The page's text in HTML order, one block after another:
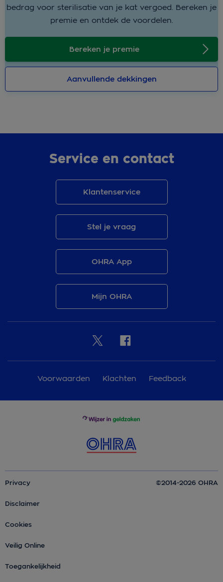
bedrag voor sterilisatie van je kat vergoed. Bereken je
premie en ontdek de voordelen.
Bereken je premie
Aanvullende dekkingen
Service en contact
Klantenservice
Stel je vraag
OHRA App
Mijn OHRA
Voorwaarden Klachten Feedback
Privacy
Disclaimer
Cookies
Veilig Online
Toegankelijkheid
©2014-2026 OHRA